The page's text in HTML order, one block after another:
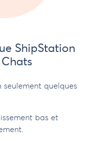
ShipStation
seulement quelques
bas et